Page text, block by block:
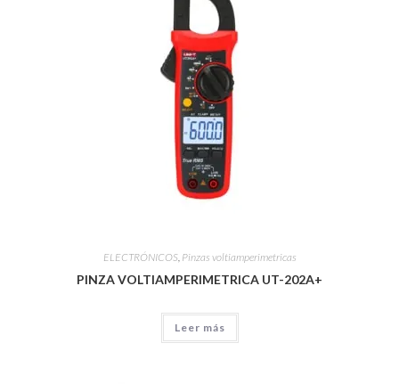
ELECTRÓNICOS, Pinzas voltiamperimetricas
PINZA VOLTIAMPERIMETRICA UT-202A+
Leer más